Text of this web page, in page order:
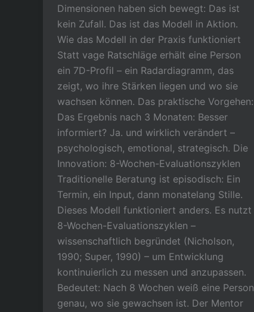
Dimensionen haben sich bewegt: Das ist
kein Zufall. Das ist das Modell in Aktion.
Wie das Modell in der Praxis funktioniert
Statt vage Ratschläge erhält eine Person
ein 7D-Profil – ein Radardiagramm, das
zeigt, wo ihre Stärken liegen und wo sie
wachsen können. Das praktische Vorgehen:
Das Ergebnis nach 3 Monaten: Besser
informiert? Ja. und wirklich verändert –
psychologisch, emotional, strategisch. Die
Innovation: 8-Wochen-Evaluationszyklen
Traditionelle Beratung ist episodisch: Ein
Termin, ein Input, dann monatelang Stille.
Dieses Modell funktioniert anders. Es nutzt
8-Wochen-Evaluationszyklen –
wissenschaftlich begründet (Nicholson,
1990; Super, 1990) – um Entwicklung
kontinuierlich zu messen und anzupassen.
Bedeutet: Nach 8 Wochen weiß eine Person
genau, wo sie gewachsen ist. Der Mentor